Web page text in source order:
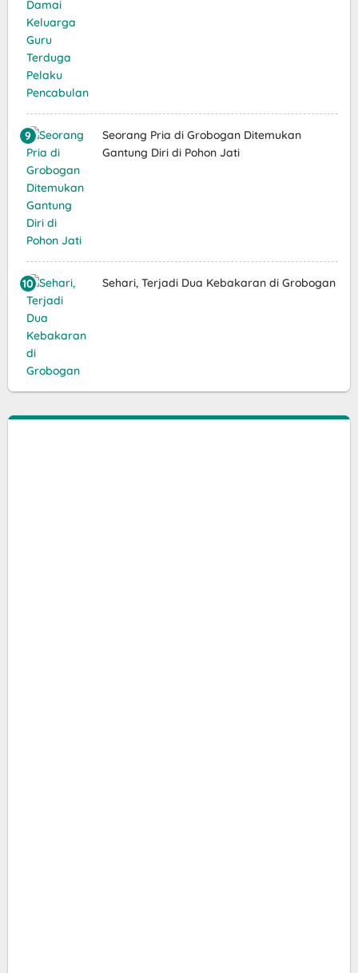
Seorang Pria di Grobogan Ditemukan
Gantung Diri di Pohon Jati
Sehari, Terjadi Dua Kebakaran di Grobogan